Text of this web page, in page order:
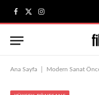
Facebook
X
(Twitter)
Instagram
Ana Sayfa Modern Sanat